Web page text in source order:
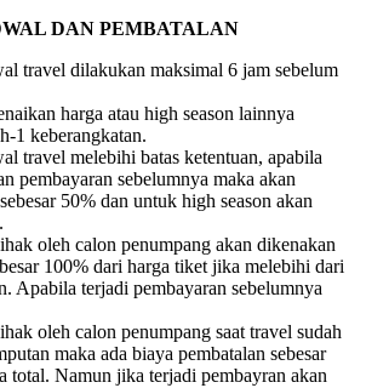
DAN PEMBATALAN
travel dilakukan maksimal 6 jam sebelum
harga atau high season lainnya
1 keberangkatan.
travel melebihi batas ketentuan, apabila
pembayaran sebelumnya maka akan
50% dan untuk high season akan
oleh calon penumpang akan dikenakan
100% dari harga tiket jika melebihi dari
Apabila terjadi pembayaran sebelumnya
oleh calon penumpang saat travel sudah
maka ada biaya pembatalan sebesar
total. Namun jika terjadi pembayran akan